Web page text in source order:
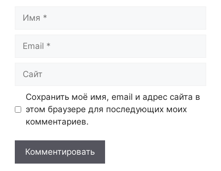
Сохранить моё имя, email и адрес сайта в
этом браузере для последующих моих
комментариев.